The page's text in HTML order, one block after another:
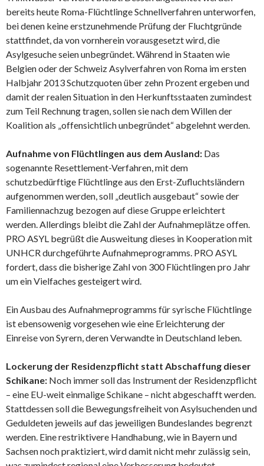
bereits heute Roma-Flüchtlinge Schnellverfahren unterworfen,
bei denen keine erstzunehmende Prüfung der Fluchtgründe
stattfindet, da von vornherein vorausgesetzt wird, die
Asylgesuche seien unbegründet. Während in Staaten wie
Belgien oder der Schweiz Asylverfahren von Roma im ersten
Halbjahr 2013 Schutzquoten über zehn Prozent ergeben und
damit der realen Situation in den Herkunftsstaaten zumindest
zum Teil Rechnung tragen, sollen sie nach dem Willen der
Koalition als „offensichtlich unbegründet“ abgelehnt werden.
Aufnahme von Flüchtlingen aus dem Ausland: Das
sogenannte Resettlement-Verfahren, mit dem
schutzbedürftige Flüchtlinge aus den Erst-Zufluchtsländern
aufgenommen werden, soll „deutlich ausgebaut“ sowie der
Familiennachzug bezogen auf diese Gruppe erleichtert
werden. Allerdings bleibt die Zahl der Aufnahmeplätze offen.
PRO ASYL begrüßt die Ausweitung dieses in Kooperation mit
UNHCR durchgeführte Aufnahmeprogramms. PRO ASYL
fordert, dass die bisherige Zahl von 300 Flüchtlingen pro Jahr
um ein Vielfaches gesteigert wird.
Ein Ausbau des Aufnahmeprogramms für syrische Flüchtlinge
ist ebensowenig vorgesehen wie eine Erleichterung der
Einreise von Syrern, deren Verwandte in Deutschland leben.
Lockerung der Residenzpflicht statt Abschaffung dieser
Schikane: Noch immer soll das Instrument der Residenzpflicht
– eine EU-weit einmalige Schikane – nicht abgeschafft werden.
Stattdessen soll die Bewegungsfreiheit von Asylsuchenden und
Geduldeten jeweils auf das jeweiligen Bundeslandes begrenzt
werden. Eine restriktivere Handhabung, wie in Bayern und
Sachsen noch praktiziert, wird damit nicht mehr zulässig sein,